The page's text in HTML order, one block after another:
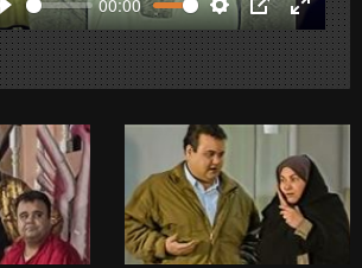
Forward
10s
Settings
PIP Enter